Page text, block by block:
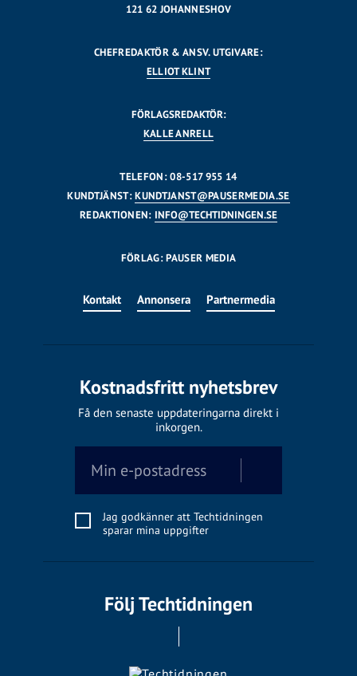
121 62 JOHANNESHOV
CHEFREDAKTÖR & ANSV. UTGIVARE:
ELLIOT KLINT
FÖRLAGSREDAKTÖR:
KALLE ANRELL
TELEFON: 08-517 955 14
KUNDTJÄNST:KUNDTJANST@PAUSERMEDIA.SE
REDAKTIONEN: INFO@TECHTIDNINGEN.SE
FÖRLAG: PAUSER MEDIA
Kontakt Annonsera Partnermedia
Kostnadsfritt nyhetsbrev
Få den senaste uppdateringarna direkt i
inkorgen.
Jag godkänner att Techtidningen
sparar mina uppgifter
Följ Techtidningen